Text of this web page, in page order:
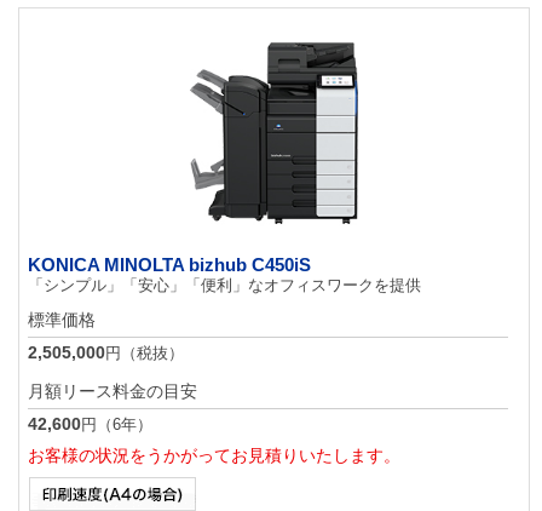
KONICA MINOLTA bizhub C450iS
「シンプル」「安心」「便利」なオフィスワークを提供
標準価格
2,505,000円（税抜）
月額リース料金の目安
42,600円（6年）
お客様の状況をうかがってお見積りいたします。